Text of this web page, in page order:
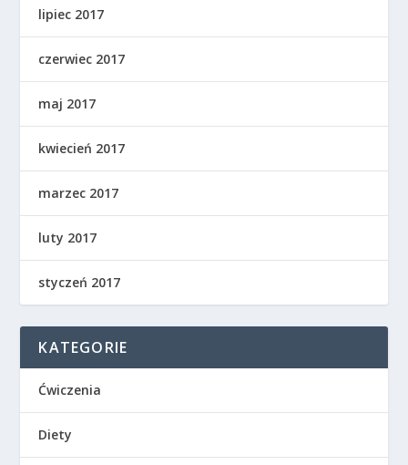
lipiec 2017
czerwiec 2017
maj 2017
kwiecień 2017
marzec 2017
luty 2017
styczeń 2017
KATEGORIE
Ćwiczenia
Diety